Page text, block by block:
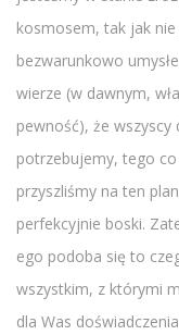
kosmosem, tak jak
bezwarunkowo
wierze (w dawnym,
pewność), że wszyscy
potrzebujemy, tego
przyszliśmy na ten
perfekcyjnie boski.
ego podoba się to
wszystkim, z którymi
dla Was